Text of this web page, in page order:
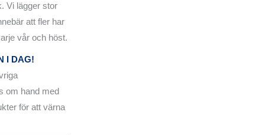
Vi lägger stor
att fler har
vår och höst.
I DAG!
om hand med
för att värna